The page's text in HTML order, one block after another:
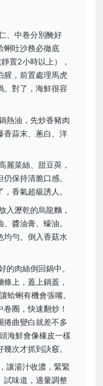
、中卷分別醃好
蜊吐沙務必徹底
置2小時以上），
腥，前置處理馬虎
。對了，海鮮很容
熱油，先炒香豬肉
香蒜末、蔥白、洋
麗菜絲、甜豆莢，
保持清脆口感。
香氣超級誘人。
入瀝乾的烏龍麵，
醬油膏、蠔油。
均勻。倒入香菇水
的肉絲倒回鍋中。
上，蓋上鍋蓋，
蛤蜊有機會張嘴。
圈，快速翻炒！
捲曲變白就差不多
海鮮會像橡皮一樣
次才抓到訣竅。
讓湯汁收濃，緊緊
試味道，適量調整